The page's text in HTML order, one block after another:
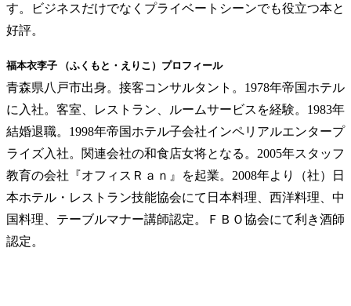
す。ビジネスだけでなくプライベートシーンでも役立つ本と
好評。
福本衣李子 （ふくもと・えりこ）プロフィール
青森県八戸市出身。接客コンサルタント。1978年帝国ホテル
に入社。客室、レストラン、ルームサービスを経験。1983年
結婚退職。1998年帝国ホテル子会社インペリアルエンタープ
ライズ入社。関連会社の和食店女将となる。2005年スタッフ
教育の会社『オフィスＲａｎ』を起業。2008年より（社）日
本ホテル・レストラン技能協会にて日本料理、西洋料理、中
国料理、テーブルマナー講師認定。ＦＢＯ協会にて利き酒師
認定。